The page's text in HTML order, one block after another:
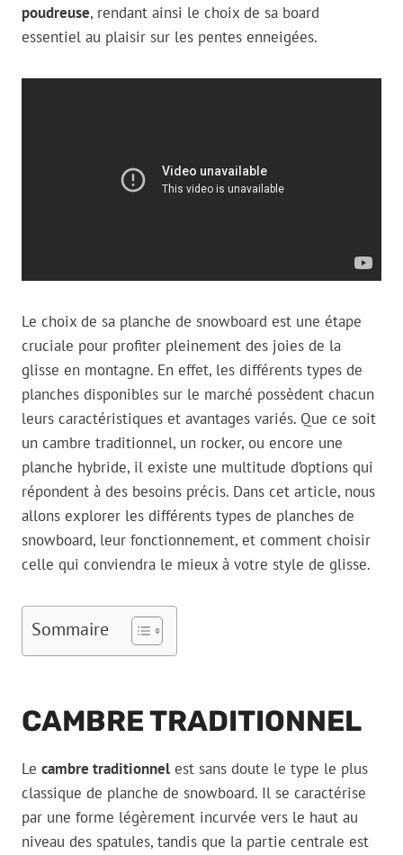
poudreuse, rendant ainsi le choix de sa board
essentiel au plaisir sur les pentes enneigées.
Le choix de sa planche de snowboard est une étape
cruciale pour profiter pleinement des joies de la
glisse en montagne. En effet, les différents types de
planches disponibles sur le marché possèdent chacun
leurs caractéristiques et avantages variés. Que ce soit
un cambre traditionnel, un rocker, ou encore une
planche hybride, il existe une multitude d’options qui
répondent à des besoins précis. Dans cet article, nous
allons explorer les différents types de planches de
snowboard, leur fonctionnement, et comment choisir
celle qui conviendra le mieux à votre style de glisse.
Sommaire
CAMBRE TRADITIONNEL
Le cambre traditionnel est sans doute le type le plus
classique de planche de snowboard. Il se caractérise
par une forme légèrement incurvée vers le haut au
niveau des spatules, tandis que la partie centrale est